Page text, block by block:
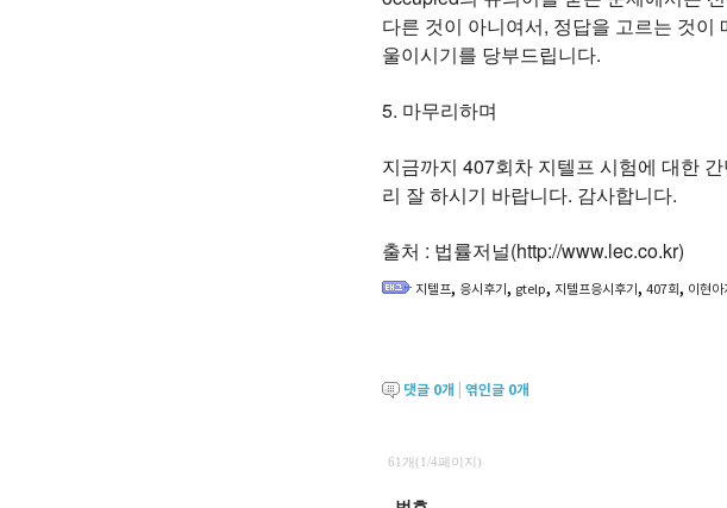
다른 것이 아니여서, 정답을 고르는 것
울이시기를 당부드립니다.
5. 마무리하며
지금까지 407회차 지텔프 시험에 대한
리 잘 하시기 바랍니다. 감사합니다.
출처 : 법률저널(http://www.lec.co.kr)
지텔프, 응시후기 , gtelp, 지텔프응시후기 , 407회, 이현
댓글 0개 엮인글 0개
61개(1/4페이지)